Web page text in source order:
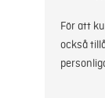
För att
också